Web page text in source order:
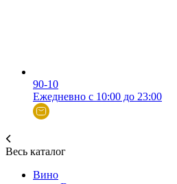
90-10
Ежедневно с 10:00 до 23:00
Весь каталог
Вино